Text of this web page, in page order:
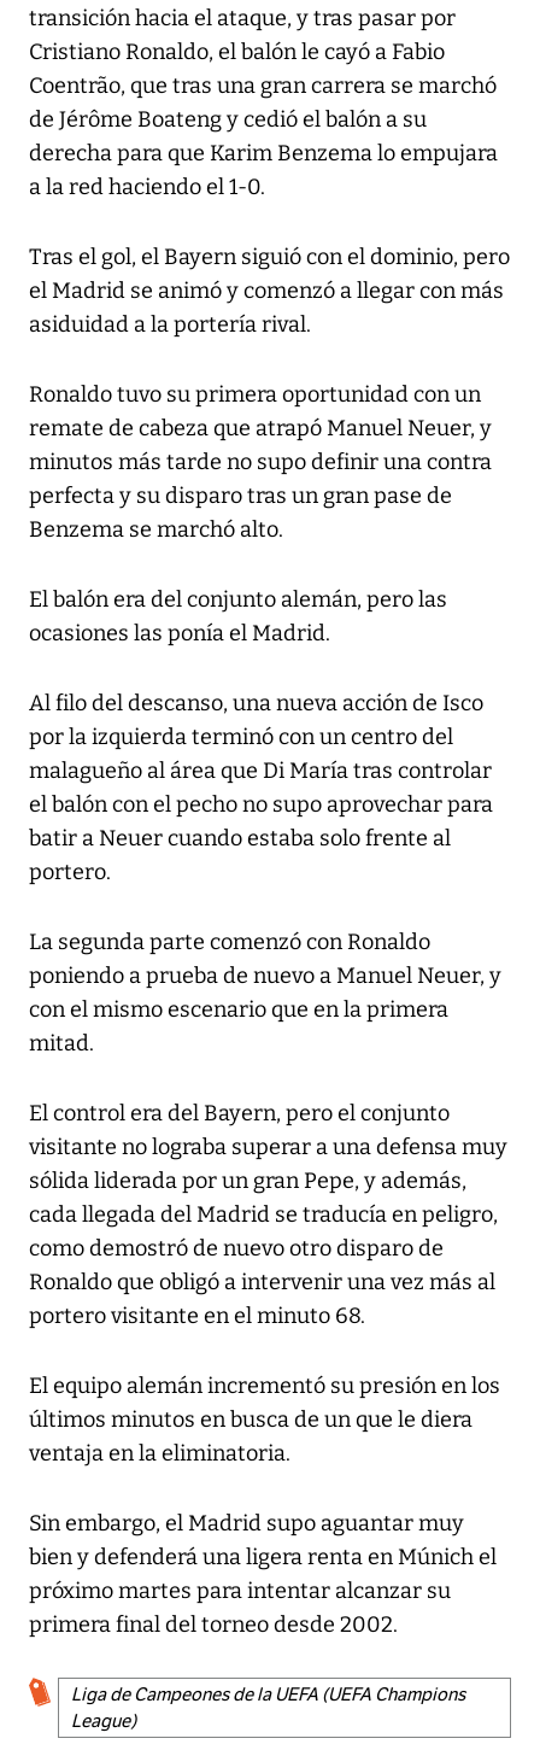
transición hacia el ataque, y tras pasar por
Cristiano Ronaldo, el balón le cayó a Fabio
Coentrão, que tras una gran carrera se marchó
de Jérôme Boateng y cedió el balón a su
derecha para que Karim Benzema lo empujara
a la red haciendo el 1-0.
Tras el gol, el Bayern siguió con el dominio, pero
el Madrid se animó y comenzó a llegar con más
asiduidad a la portería rival.
Ronaldo tuvo su primera oportunidad con un
remate de cabeza que atrapó Manuel Neuer, y
minutos más tarde no supo definir una contra
perfecta y su disparo tras un gran pase de
Benzema se marchó alto.
El balón era del conjunto alemán, pero las
ocasiones las ponía el Madrid.
Al filo del descanso, una nueva acción de Isco
por la izquierda terminó con un centro del
malagueño al área que Di María tras controlar
el balón con el pecho no supo aprovechar para
batir a Neuer cuando estaba solo frente al
portero.
La segunda parte comenzó con Ronaldo
poniendo a prueba de nuevo a Manuel Neuer, y
con el mismo escenario que en la primera
mitad.
El control era del Bayern, pero el conjunto
visitante no lograba superar a una defensa muy
sólida liderada por un gran Pepe, y además,
cada llegada del Madrid se traducía en peligro,
como demostró de nuevo otro disparo de
Ronaldo que obligó a intervenir una vez más al
portero visitante en el minuto 68.
El equipo alemán incrementó su presión en los
últimos minutos en busca de un que le diera
ventaja en la eliminatoria.
Sin embargo, el Madrid supo aguantar muy
bien y defenderá una ligera renta en Múnich el
próximo martes para intentar alcanzar su
primera final del torneo desde 2002.
Liga de Campeones de la UEFA (UEFA Champions
League)